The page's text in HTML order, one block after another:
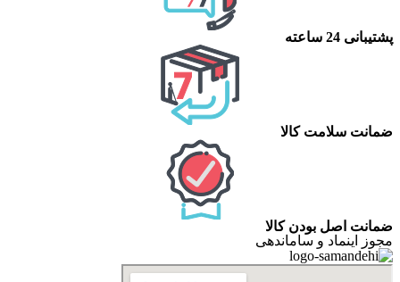
پشتیبانی 24 ساعته
ضمانت سلامت کالا
ضمانت اصل بودن کالا
مجوز اینماد و ساماندهی